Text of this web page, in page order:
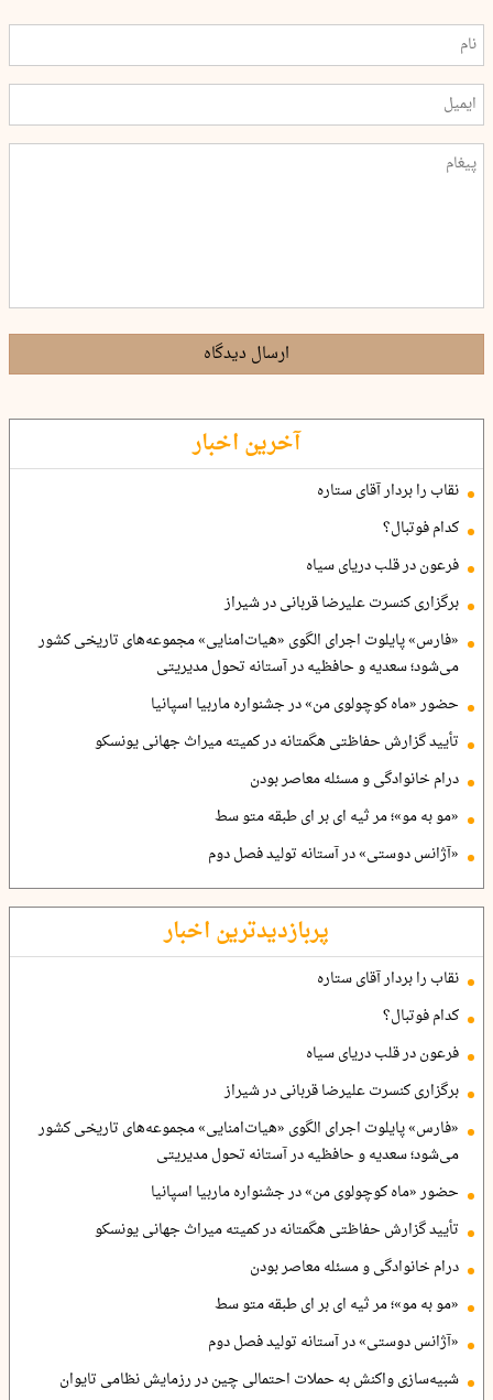
ارسال دیدگاه
آخرین اخبار
نقاب را بردار آقای ستاره
کدام فوتبال؟
فرعون در قلب دریای سیاه
برگزاری کنسرت علیرضا قربانی در شیراز
«فارس» پایلوت اجرای الگوی «هیات‌امنایی» مجموعه‌های تاریخی کشور
می‌شود؛ سعدیه و حافظیه در آستانه تحول مدیریتی
حضور «ماه کوچولوی من» در جشنواره ماربیا اسپانیا
تأیید گزارش حفاظتی هگمتانه در کمیته میراث جهانی یونسکو
درام خانوادگی و مسئله معاصر بودن
«مو به مو»؛ مر ثیه ای بر ای طبقه متو سط
«آژانس دوستی» در آستانه تولید فصل دوم
پربازدیدترین اخبار
نقاب را بردار آقای ستاره
کدام فوتبال؟
فرعون در قلب دریای سیاه
برگزاری کنسرت علیرضا قربانی در شیراز
«فارس» پایلوت اجرای الگوی «هیات‌امنایی» مجموعه‌های تاریخی کشور
می‌شود؛ سعدیه و حافظیه در آستانه تحول مدیریتی
حضور «ماه کوچولوی من» در جشنواره ماربیا اسپانیا
تأیید گزارش حفاظتی هگمتانه در کمیته میراث جهانی یونسکو
درام خانوادگی و مسئله معاصر بودن
«مو به مو»؛ مر ثیه ای بر ای طبقه متو سط
«آژانس دوستی» در آستانه تولید فصل دوم
شبیه‌سازی واکنش به حملات احتمالی چین در رزمایش نظامی تایوان